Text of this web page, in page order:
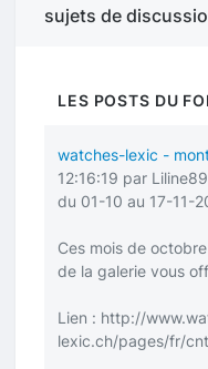
sujets de
LES POSTS DU
watches-lexic -
12:16:19 par Liline89
du 01-10 au 17-11-
Ces mois de
de la galerie vous
Lien : http://
lexic.ch/pages/fr/